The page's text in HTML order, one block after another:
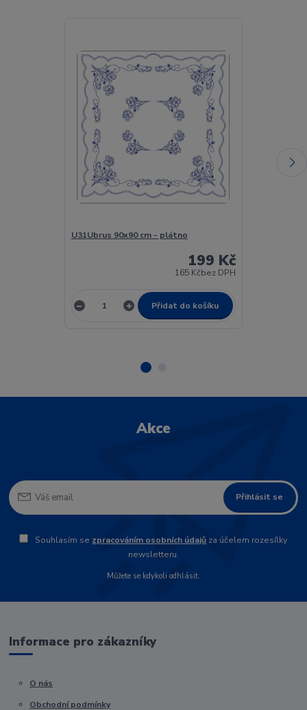
U31Ubrus 90x90 cm - plátno
199 Kč
165 Kčbez DPH
Přidat do košíku
Akce
Přihlásit se
Souhlasím se zpracováním osobních údajů za účelem rozesílky
newsletteru.
Můžete se kdykoli odhlásit.
Informace pro zákazníky
O nás
Obchodní podmínky